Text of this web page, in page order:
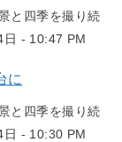
と四季を撮り続
日 - 10:47 PM
に
と四季を撮り続
日 - 10:30 PM